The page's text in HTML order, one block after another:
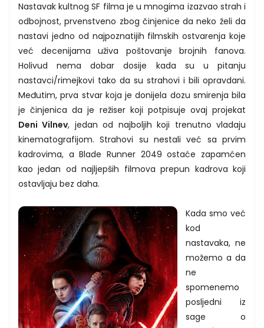
Nastavak kultnog SF filma je u mnogima izazvao strah i
odbojnost, prvenstveno zbog činjenice da neko želi da
nastavi jedno od najpoznatijih filmskih ostvarenja koje
već decenijama uživa poštovanje brojnih fanova.
Holivud nema dobar dosije kada su u pitanju
nastavci/rimejkovi tako da su strahovi i bili opravdani.
Međutim, prva stvar koja je donijela dozu smirenja bila
je činjenica da je režiser koji potpisuje ovaj projekat
Deni Vilnev, jedan od najboljih koji trenutno vladaju
kinematografijom. Strahovi su nestali već sa prvim
kadrovima, a Blade Runner 2049 ostaće zapamćen
kao jedan od najljepših filmova prepun kadrova koji
ostavljaju bez daha.
Kada smo već
kod
nastavaka, ne
možemo a da
ne
spomenemo
posljedni iz
sage o